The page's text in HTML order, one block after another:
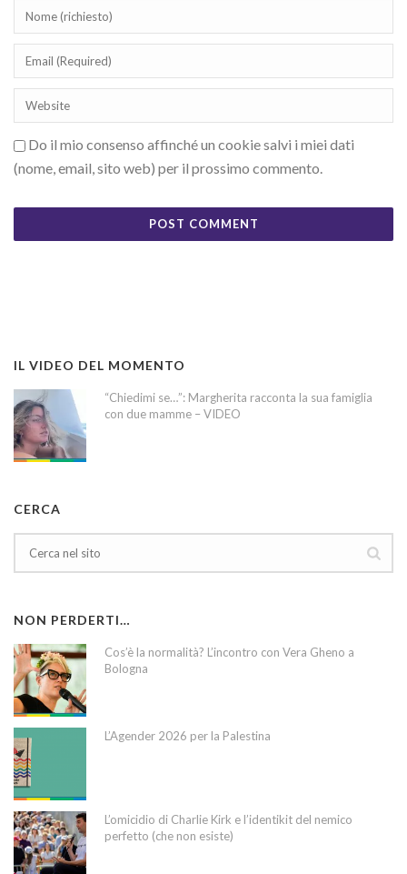
Do il mio consenso affinché un cookie salvi i miei dati
(nome, email, sito web) per il prossimo commento.
IL VIDEO DEL MOMENTO
“Chiedimi se…”: Margherita racconta la sua famiglia
con due mamme – VIDEO
CERCA
NON PERDERTI…
Cos’è la normalità? L’incontro con Vera Gheno a
Bologna
L’Agender 2026 per la Palestina
L’omicidio di Charlie Kirk e l’identikit del nemico
perfetto (che non esiste)